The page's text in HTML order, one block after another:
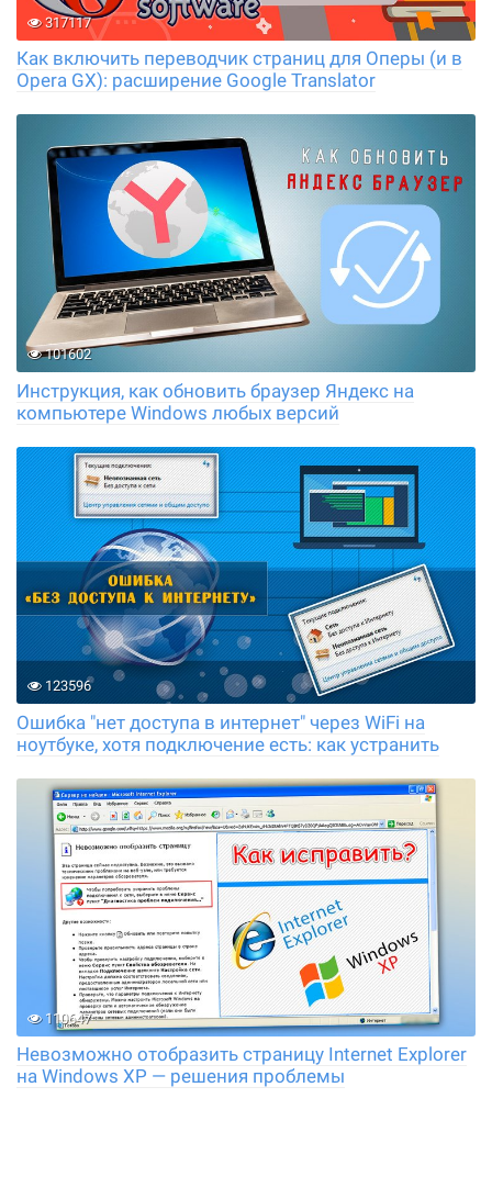
317117
Как включить переводчик страниц для Оперы (и в
Opera GX): расширение Google Translator
101602
Инструкция, как обновить браузер Яндекс на
компьютере Windows любых версий
123596
Ошибка "нет доступа в интернет" через WiFi на
ноутбуке, хотя подключение есть: как устранить
110647
Невозможно отобразить страницу Internet Explorer
на Windows XP — решения проблемы